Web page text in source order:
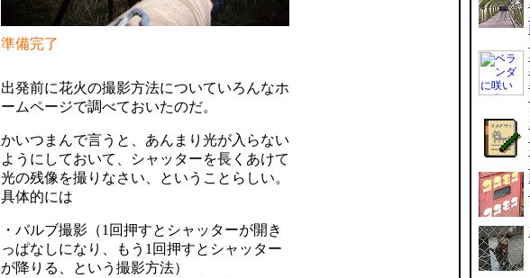
準備完了
出発前に花火の撮影方法についていろんなホ
ームページで調べておいたのだ。
かいつまんで言うと、あんまり光が入らない
ようにしておいて、シャッターを長くあけて
光の残像を撮りなさい、ということらしい。
具体的には
・バルブ撮影（1回押すとシャッターが開き
っぱなしになり、もう1回押すとシャッター
が降りる、という撮影方法）